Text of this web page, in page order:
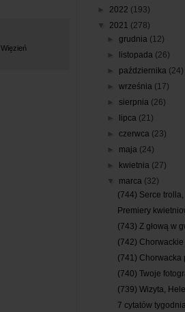
Więzień
► 2022 (193)
▼ 2021 (278)
►grudnia (12)
►
listopada (26)
► października (24)
►września (17)
► sierpnia (26)
►
lipca (21)
►czerwca (23)
► maja (24)
►
kwietnia (27)
▼ marca (32)
(744) Serce
Premiery
(743) Z głową w
(742)
(741) Chorwacka
(740) Twoje
(739) Wizyta,
7 cytatów